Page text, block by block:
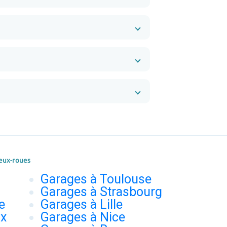
roues
Garages à Toulouse
Garages à Strasbourg
Garages à Lille
Garages à Nice